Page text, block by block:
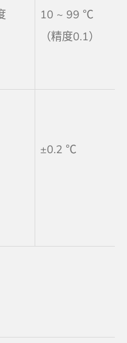
10 ~ 99 ℃
（精度0.1）
±0.2 ℃